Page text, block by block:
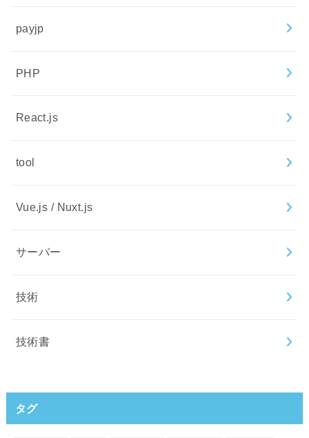
payjp
PHP
React.js
tool
Vue.js / Nuxt.js
サーバー
技術
技術書
タグ